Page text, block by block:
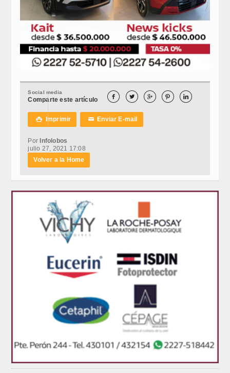
Social media
Comparte este artículo     
 Imprimir ✉Enviar E-mail
Por Infolobos
julio 27, 2021 17:08
Volver a la Home